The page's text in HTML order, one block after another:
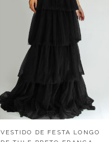
VESTIDO DE FESTA LONGO